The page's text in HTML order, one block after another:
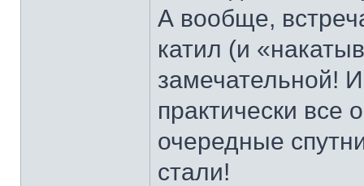
А вообще,
катил (и
замечательной!
практически
очередные
стали!